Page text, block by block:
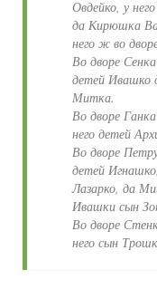
Овдейко, у
да Кирюшка
него ж во
Во дворе
детей Ивашко
Митка.
Во дворе
него детей
Во дворе
детей
Лазарко, да
Ивашки сын
Во дворе
него сын